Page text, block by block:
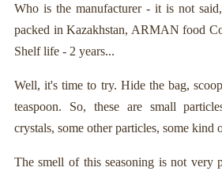
Who is the manufacturer - it is not
packed in Kazakhstan, ARMAN food
Shelf life - 2 years...
Well, it's time to try. Hide the bag,
teaspoon. So, these are small
crystals, some other particles, some kind
The smell of this seasoning is not very